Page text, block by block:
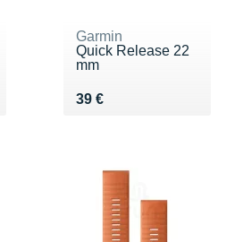
Garmin
Quick Release 22
mm
39 €
Vendu 39 €